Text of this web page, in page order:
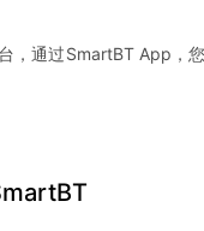
，通过SmartBT App，